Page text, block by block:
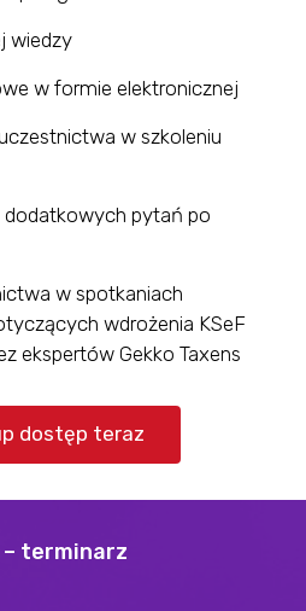
wiedzy
w formie elektronicznej
w szkoleniu
dodatkowych pytań po
w spotkaniach
wdrożenia KSeF
ekspertów Gekko Taxens
dostęp teraz
– terminarz